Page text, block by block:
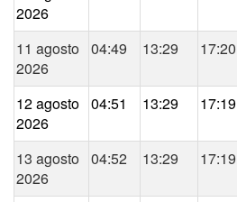
2026
11 agosto
2026
04:49 13:29 17:20
12 agosto
2026
04:51 13:29 17:19
13 agosto
2026
04:52 13:29 17:19